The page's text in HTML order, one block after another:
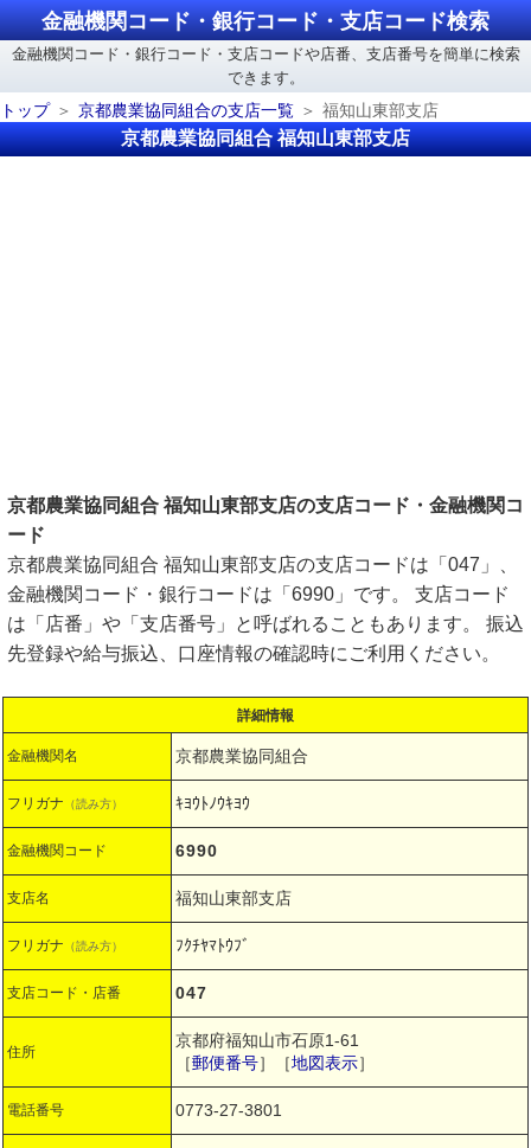
金融機関コード・銀行コード・支店コード検索
金融機関コード・銀行コード・支店コードや店番、支店番号を簡単に検索
できます。
トップ
京都農業協同組合の支店一覧 福知山東部支店
京都農業協同組合 福知山東部支店
京都農業協同組合 福知山東部支店の支店コード・金融機関コ
ード
京都農業協同組合 福知山東部支店の支店コードは「047」、
金融機関コード・銀行コードは「6990」です。 支店コード
は「店番」や「支店番号」と呼ばれることもあります。 振込
先登録や給与振込、口座情報の確認時にご利用ください。
詳細情報
金融機関名 京都農業協同組合
フリガナ （読み方） ｷﾖｳﾄﾉｳｷﾖｳ
金融機関コード 6990
支店名 福知山東部支店
フリガナ （読み方） ﾌｸﾁﾔﾏﾄｳﾌﾞ
支店コード・店番 047
住所
京都府福知山市石原1-61
［郵便番号］［地図表示］
電話番号 0773-27-3801